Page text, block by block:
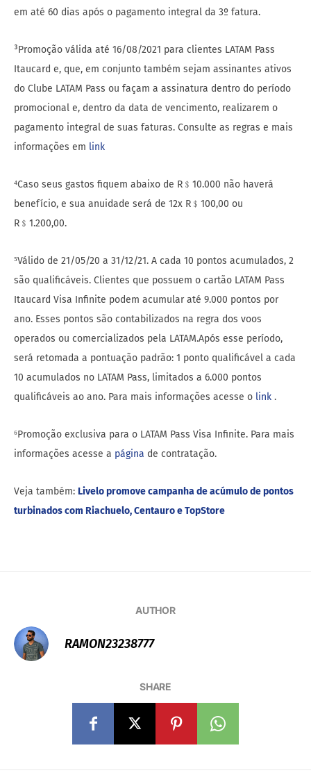
em até 60 dias após o pagamento integral da 3º fatura.
³Promoção válida até 16/08/2021 para clientes LATAM Pass
Itaucard e, que, em conjunto também sejam assinantes ativos
do Clube LATAM Pass ou façam a assinatura dentro do período
promocional e, dentro da data de vencimento, realizarem o
pagamento integral de suas faturas. Consulte as regras e mais
informações em link
⁴Caso seus gastos fiquem abaixo de R﹩10.000 não haverá
benefício, e sua anuidade será de 12x R﹩100,00 ou
R﹩1.200,00.
⁵Válido de 21/05/20 a 31/12/21. A cada 10 pontos acumulados, 2
são qualificáveis. Clientes que possuem o cartão LATAM Pass
Itaucard Visa Infinite podem acumular até 9.000 pontos por
ano. Esses pontos são contabilizados na regra dos voos
operados ou comercializados pela LATAM.Após esse período,
será retomada a pontuação padrão: 1 ponto qualificável a cada
10 acumulados no LATAM Pass, limitados a 6.000 pontos
qualificáveis ao ano. Para mais informações acesse o link .
⁶Promoção exclusiva para o LATAM Pass Visa Infinite. Para mais
informações acesse a página de contratação.
Veja também: Livelo promove campanha de acúmulo de pontos
turbinados com Riachuelo, Centauro e TopStore
AUTHOR
RAMON23238777
SHARE